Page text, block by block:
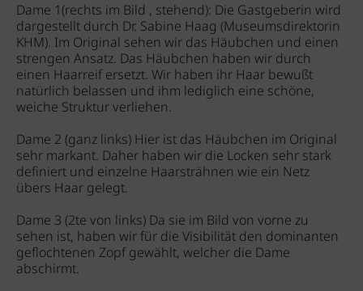
Dame 1(rechts im Bild , stehend): Die Gastgeberin wird
dargestellt durch Dr. Sabine Haag (Museumsdirektorin
KHM). Im Original sehen wir das Häubchen und einen
strengen Ansatz. Das Häubchen haben wir durch
einen Haarreif ersetzt. Wir haben ihr Haar bewußt
natürlich belassen und ihm lediglich eine schöne,
weiche Struktur verliehen.
Dame 2 (ganz links) Hier ist das Häubchen im Original
sehr markant. Daher haben wir die Locken sehr stark
definiert und einzelne Haarsträhnen wie ein Netz
übers Haar gelegt.
Dame 3 (2te von links) Da sie im Bild von vorne zu
sehen ist, haben wir für die Visibilität den dominanten
geflochtenen Zopf gewählt, welcher die Dame
abschirmt.